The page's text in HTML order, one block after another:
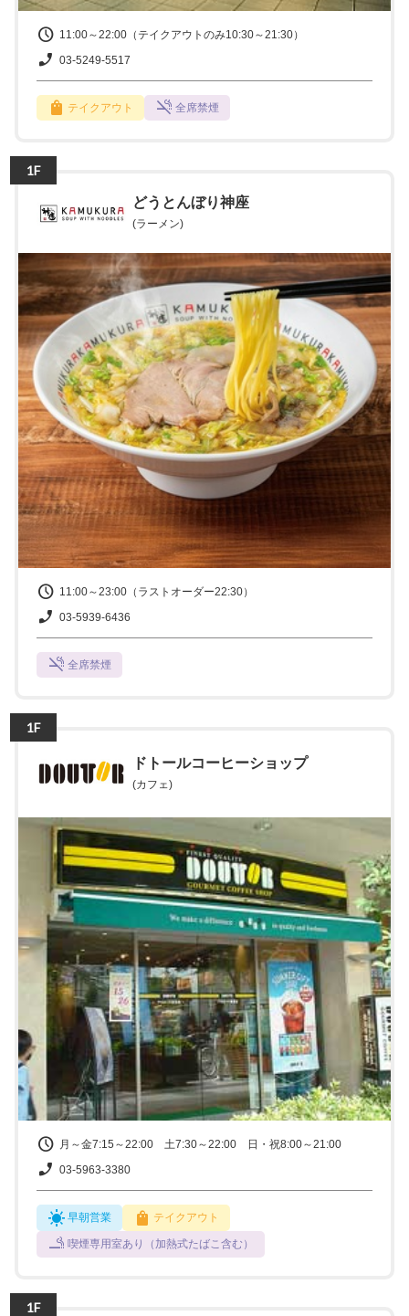
11:00～22:00（テイクアウトのみ10:30～21:30）
03-5249-5517
テイクアウト 全席禁煙
1F
どうとんぼり神座
(ラーメン)
11:00～23:00（ラストオーダー22:30）
03-5939-6436
全席禁煙
1F
ドトールコーヒーショップ
(カフェ)
月～金7:15～22:00 土7:30～22:00 日・祝8:00～21:00
03-5963-3380
早朝営業 テイクアウト
喫煙専用室あり（加熱式たばこ含む）
1F